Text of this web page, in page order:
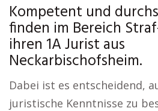
Kompetent und
finden im Bereich
ihren 1A Jurist aus
Neckarbischofsheim.
Dabei ist es entscheidend,
juristische Kenntnisse zu